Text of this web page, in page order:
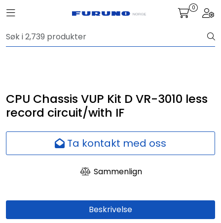
Toggle navigation 0
CPU Chassis VUP Kit D VR-3010 less
record circuit/with IF
Ta kontakt med oss
Sammenlign
Beskrivelse
Navigasjon
Fiskeleting
Digitale tjenester
Skjermer